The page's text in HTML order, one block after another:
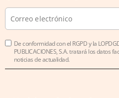
De conformidad con el RGPD y la
PUBLICACIONES, S.A. tratará los datos
noticias de actualidad.